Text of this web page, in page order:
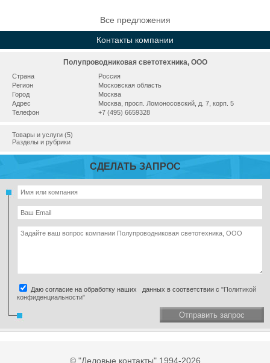
Все предложения
Контакты компании
Полупроводниковая светотехника, ООО
Страна
Россия
Регион
Московская область
Город
Москва
Адрес
Москва, просп. Ломоносовский, д. 7, корп. 5
Телефон
+7 (495) 6659328
Товары и услуги (5)
Разделы и рубрики
СДЕЛАТЬ ЗАПРОС
Даю согласие на обработку наших данных в соответствии с "Политикой
конфиденциальности"
Отправить запрос
© "Деловые контакты" 1994-2026